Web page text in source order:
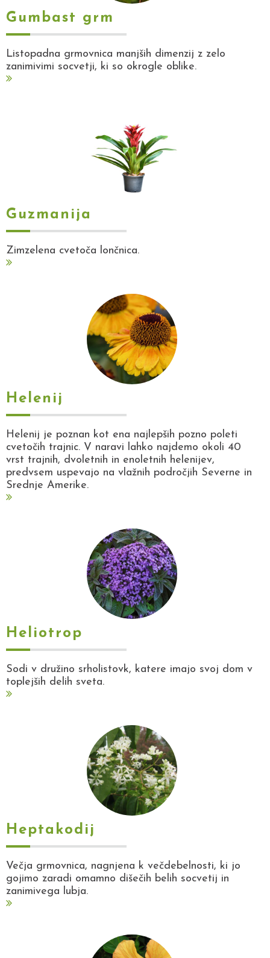
Gumbast grm
Listopadna grmovnica manjših dimenzij z zelo
zanimivimi socvetji, ki so okrogle oblike.
Guzmanija
Zimzelena cvetoča lončnica.
Helenij
Helenij je poznan kot ena najlepših pozno poleti
cvetočih trajnic. V naravi lahko najdemo okoli 40
vrst trajnih, dvoletnih in enoletnih helenijev,
predvsem uspevajo na vlažnih področjih Severne in
Srednje Amerike.
Heliotrop
Sodi v družino srholistovk, katere imajo svoj dom v
toplejših delih sveta.
Heptakodij
Večja grmovnica, nagnjena k večdebelnosti, ki jo
gojimo zaradi omamno dišečih belih socvetij in
zanimivega lubja.